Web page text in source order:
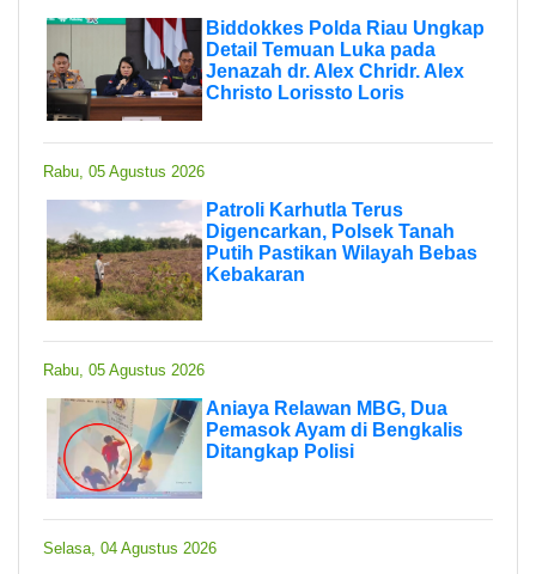
Biddokkes Polda Riau Ungkap
Detail Temuan Luka pada
Jenazah dr. Alex Chridr. Alex
Christo Lorissto Loris
Rabu, 05 Agustus 2026
Patroli Karhutla Terus
Digencarkan, Polsek Tanah
Putih Pastikan Wilayah Bebas
Kebakaran
Rabu, 05 Agustus 2026
Aniaya Relawan MBG, Dua
Pemasok Ayam di Bengkalis
Ditangkap Polisi
Selasa, 04 Agustus 2026